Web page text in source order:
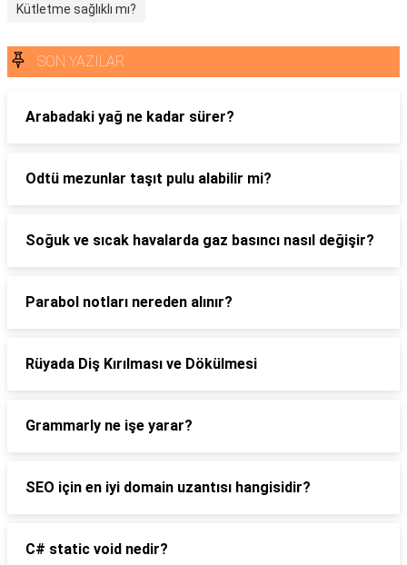
Kütletme sağlıklı mı?
SON YAZILAR
Arabadaki yağ ne kadar sürer?
Odtü mezunlar taşıt pulu alabilir mi?
Soğuk ve sıcak havalarda gaz basıncı nasıl değişir?
Parabol notları nereden alınır?
Rüyada Diş Kırılması ve Dökülmesi
Grammarly ne işe yarar?
SEO için en iyi domain uzantısı hangisidir?
C# static void nedir?